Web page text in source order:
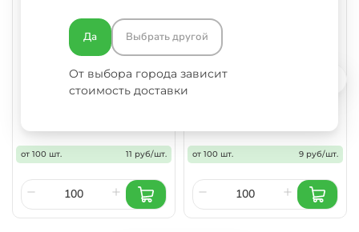
Пакет бумажный 320х200х370
мм, с плоскими ручками, крафт
от 100 шт. 11 руб/шт.
Пакет бумажный 280х150х320
от 100 шт. 9 руб/шт.
Да Выбрать другой
От выбора города зависит
стоимость доставки